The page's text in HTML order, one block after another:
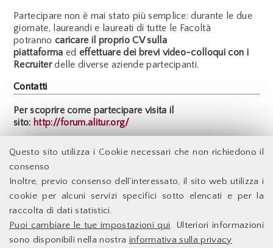
Questo sito utilizza i Cookie necessari che non richiedono il
consenso
Inoltre, previo consenso dell’interessato, il sito web utilizza i
cookie per alcuni servizi specifici sotto elencati e per la
raccolta di dati statistici.
Puoi cambiare le tue impostazioni qui. Ulteriori informazioni
sono disponibili nella nostra informativa sulla privacy
Partecipare non è mai stato più semplice: durante le due
giornate, laureandi e laureati di tutte le Facoltà
potranno caricare il proprio CV sulla
piattaforma ed effettuare dei brevi video-colloqui con i
Recruiterdelle diverse aziende partecipanti.
Contatti
Per scoprire come partecipare visita il
sito: http://forum.alitur.org/
Back
Facoltà di Economia - Università degli Studi di Roma
Accessibilità
Facoltà di Economia